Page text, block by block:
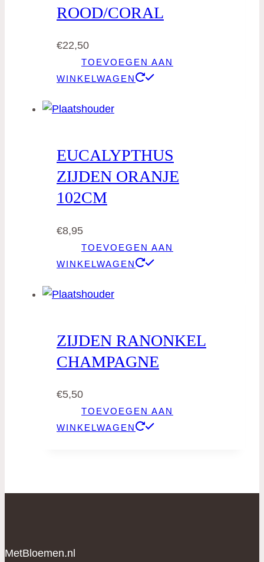
ROOD/CORAL
€22,50
TOEVOEGEN AAN
WINKELWAGEN
EUCALYPTHUS
ZIJDEN ORANJE
102CM
€8,95
TOEVOEGEN AAN
WINKELWAGEN
ZIJDEN RANONKEL
CHAMPAGNE
€5,50
TOEVOEGEN AAN
WINKELWAGEN
MetBloemen.nl